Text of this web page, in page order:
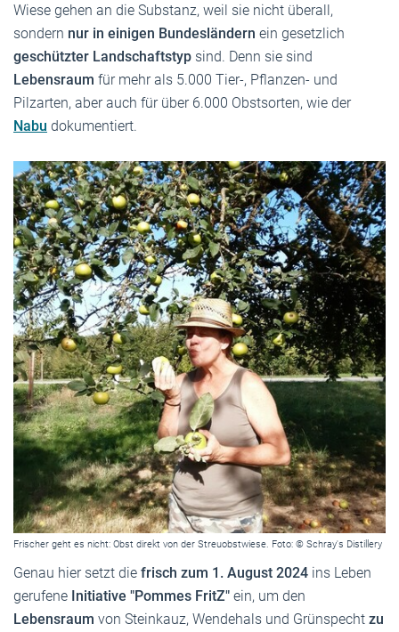
Wiese gehen an die Substanz, weil sie nicht überall,
sondern nur in einigen Bundesländern ein gesetzlich
geschützter Landschaftstyp sind. Denn sie sind
Lebensraum für mehr als 5.000 Tier-, Pflanzen- und
Pilzarten, aber auch für über 6.000 Obstsorten, wie der
Nabu dokumentiert.
Frischer geht es nicht: Obst direkt von der Streuobstwiese. Foto: © Schray's Distillery
Genau hier setzt die frisch zum 1. August 2024 ins Leben
gerufene Initiative "Pommes FritZ" ein, um den
Lebensraum von Steinkauz, Wendehals und Grünspecht zu